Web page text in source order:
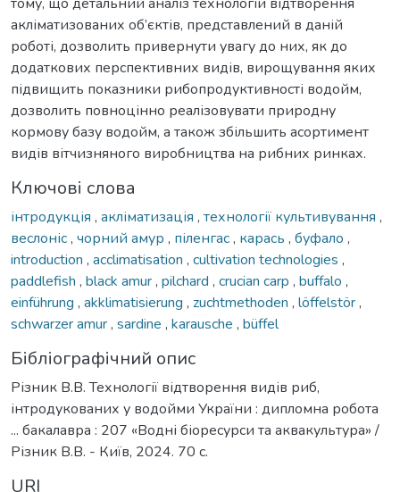
акліматизованих об’єктів, представлений в даній
роботі, дозволить привернути увагу до них, як до
додаткових перспективних видів, вирощування яких
підвищить показники рибопродуктивності водойм,
дозволить повноцінно реалізовувати природну
кормову базу водойм, а також збільшить асортимент
видів вітчизняного виробництва на рибних ринках.
Ключові слова
інтродукція , акліматизація , технології культивування ,
веслоніс, чорний амур , піленгас, карась , буфало ,
introduction , acclimatisation , cultivation technologies ,
paddlefish , black amur, pilchard , crucian carp , buffalo ,
einführung , akklimatisierung , zuchtmethoden , löffelstör,
schwarzer amur, sardine , karausche , büffel
Бібліографічний опис
Різник В.В. Технології відтворення видів риб,
інтродукованих у водойми України : дипломна робота
... бакалавра : 207 «Водні біоресурси та аквакультура» /
Різник В.В. - Київ, 2024. 70 с.
URI